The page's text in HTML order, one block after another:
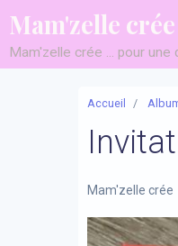
Mam'zelle
Mam'zelle crée ... pour une
Accueil
Mam'zelle crée